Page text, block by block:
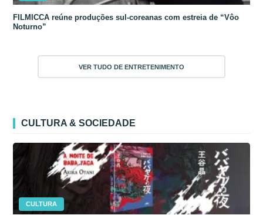
FILMICCA reúne produções sul-coreanas com estreia de “Vôo
Noturno”
VER TUDO DE ENTRETENIMENTO
CULTURA & SOCIEDADE
CULTURA